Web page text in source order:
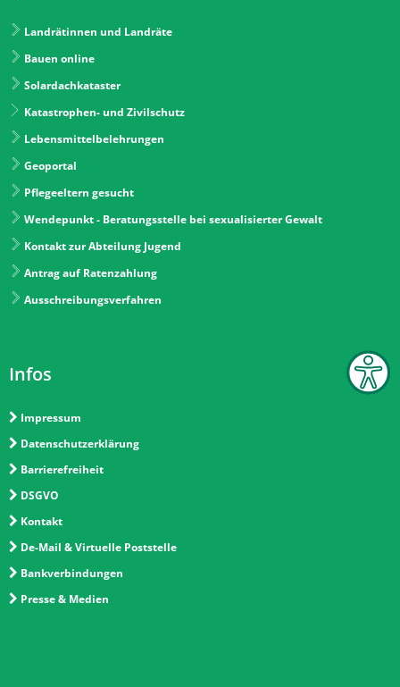
Landrätinnen und Landräte
Bauen online
Solardachkataster
Katastrophen- und Zivilschutz
Lebensmittelbelehrungen
Geoportal
Pflegeeltern gesucht
Wendepunkt - Beratungsstelle bei sexualisierter Gewalt
Kontakt zur Abteilung Jugend
Antrag auf Ratenzahlung
Ausschreibungsverfahren
Infos
Impressum
Datenschutzerklärung
Barrierefreiheit
DSGVO
Kontakt
De-Mail & Virtuelle Poststelle
Bankverbindungen
Presse & Medien